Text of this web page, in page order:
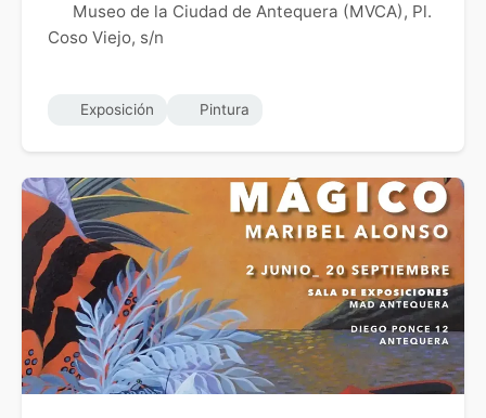
Museo de la Ciudad de Antequera (MVCA), Pl.
Coso Viejo, s/n
Exposición Pintura